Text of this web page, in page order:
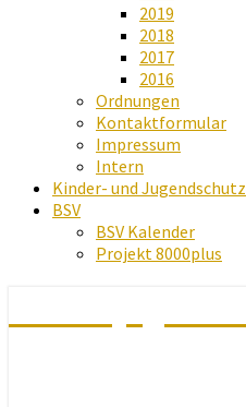
2019
2018
2017
2016
Ordnungen
Kontaktformular
Impressum
Intern
Kinder- und Jugendschutz
BSV
BSV Kalender
Projekt 8000plus